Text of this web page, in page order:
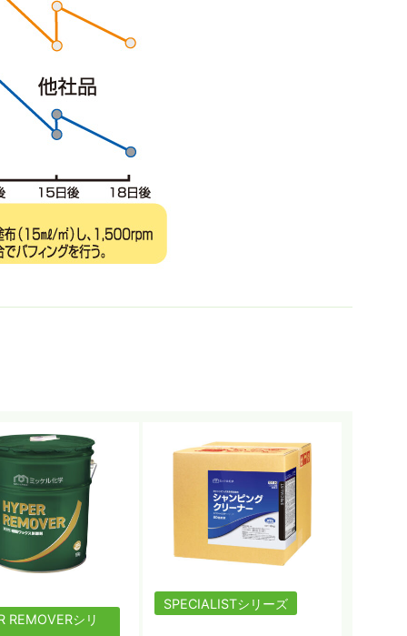
REMOVERシリ
SPECIALISTシリーズ